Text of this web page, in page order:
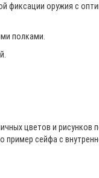
оружия с
полками.
цветов и рисунков
сейфа с